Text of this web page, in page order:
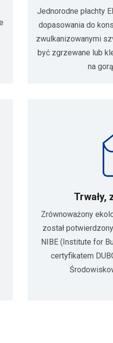
Jednorodne płachty
dopasowania do
zwulkanizowanymi
być zgrzewane lub
na
Trwały,
Zrównoważony
został
NIBE (Institute for
certyfikatem